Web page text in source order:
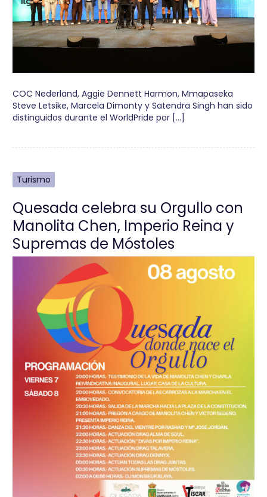
COC Nederland, Aggie Dennett Harmon, Mmapaseka
Steve Letsike, Marcela Dimonty y Satendra Singh han sido
distinguidos durante el WorldPride por […]
Turismo
Quesada celebra su Orgullo con
Manolita Chen, Imperio Reina y
Supremas de Móstoles